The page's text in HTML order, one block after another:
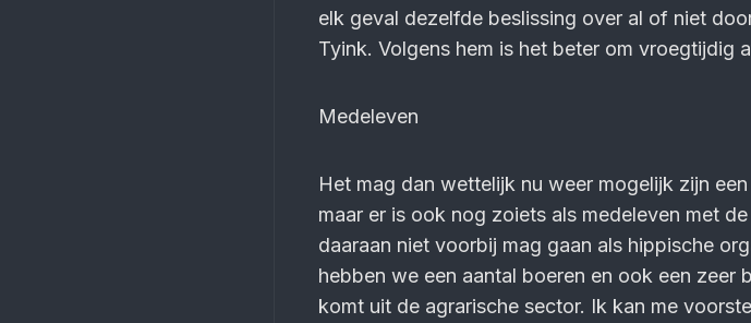
elk geval dezelfde beslissing over al of niet
Tyink. Volgens hem is het beter om vroegtijdig
Medeleven
Het mag dan wettelijk nu weer mogelijk zijn
maar er is ook nog zoiets als medeleven met
daaraan niet voorbij mag gaan als hippische
hebben we een aantal boeren en ook een zeer
komt uit de agrarische sector. Ik kan me